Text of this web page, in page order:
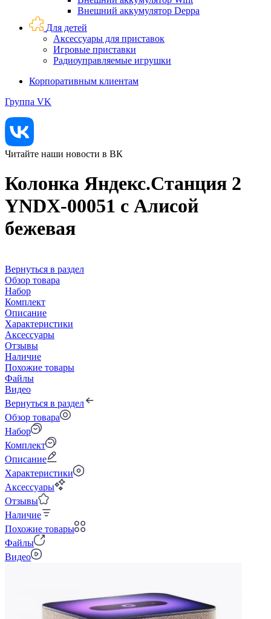
Внешний аккумулятор Deppa
Для детей
Аксессуары для приставок
Игровые приставки
Радиоуправляемые игрушки
Корпоративным клиентам
Группа VK
Читайте наши новости в ВК
Колонка Яндекс.Станция 2
YNDX-00051 с Алисой
бежевая
Вернуться в раздел
Обзор товара
Набор
Комплект
Описание
Характеристики
Аксессуары
Отзывы
Наличие
Похожие товары
Файлы
Видео
Вернуться в раздел
Обзор товара
Набор
Комплект
Описание
Характеристики
Аксессуары
Отзывы
Наличие
Похожие товары
Файлы
Видео